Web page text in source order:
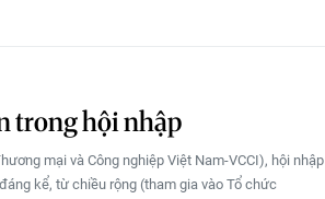
trong hội nhập
mại và Công nghiệp Việt Nam-VCCI), hội nhập
kể, từ chiều rộng (tham gia vào Tổ chức